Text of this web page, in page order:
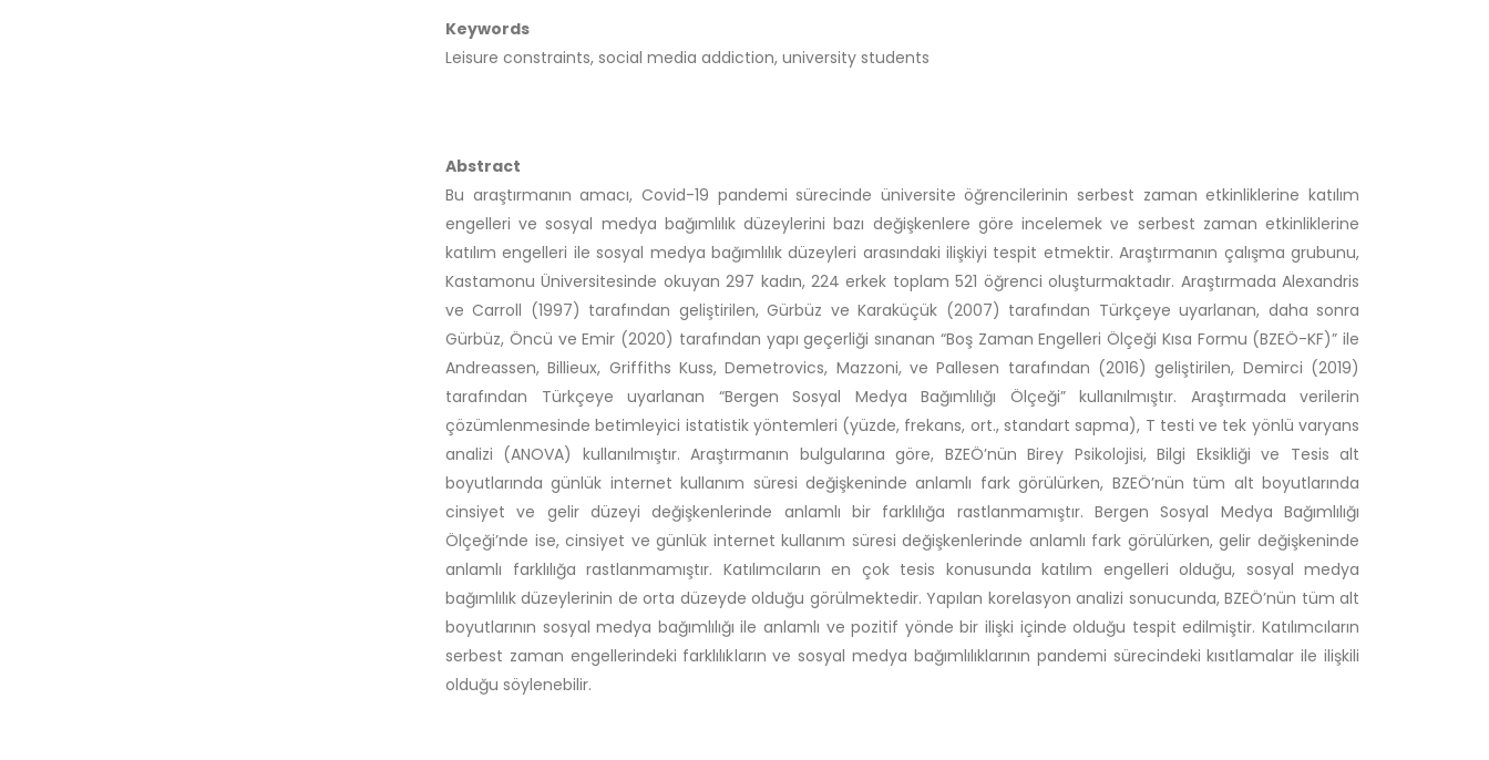
Keywords
Leisure constraints, social media addiction, university students
Abstract
Bu araştırmanın amacı, Covid-19 pandemi sürecinde üniversite öğrencilerinin serbest zaman etkinliklerine katılım
engelleri ve sosyal medya bağımlılık düzeylerini bazı değişkenlere göre incelemek ve serbest zaman etkinliklerine
katılım engelleri ile sosyal medya bağımlılık düzeyleri arasındaki ilişkiyi tespit etmektir. Araştırmanın çalışma grubunu,
Kastamonu Üniversitesinde okuyan 297 kadın, 224 erkek toplam 521 öğrenci oluşturmaktadır. Araştırmada Alexandris
ve Carroll (1997) tarafından geliştirilen, Gürbüz ve Karaküçük (2007) tarafından Türkçeye uyarlanan, daha sonra
Gürbüz, Öncü ve Emir (2020) tarafından yapı geçerliği sınanan “Boş Zaman Engelleri Ölçeği Kısa Formu (BZEÖ-KF)” ile
Andreassen, Billieux, Griffiths Kuss, Demetrovics, Mazzoni, ve Pallesen tarafından (2016) geliştirilen, Demirci (2019)
tarafından Türkçeye uyarlanan “Bergen Sosyal Medya Bağımlılığı Ölçeği” kullanılmıştır. Araştırmada verilerin
çözümlenmesinde betimleyici istatistik yöntemleri (yüzde, frekans, ort., standart sapma), T testi ve tek yönlü varyans
analizi (ANOVA) kullanılmıştır. Araştırmanın bulgularına göre, BZEÖ’nün Birey Psikolojisi, Bilgi Eksikliği ve Tesis alt
boyutlarında günlük internet kullanım süresi değişkeninde anlamlı fark görülürken, BZEÖ’nün tüm alt boyutlarında
cinsiyet ve gelir düzeyi değişkenlerinde anlamlı bir farklılığa rastlanmamıştır. Bergen Sosyal Medya Bağımlılığı
Ölçeği’nde ise, cinsiyet ve günlük internet kullanım süresi değişkenlerinde anlamlı fark görülürken, gelir değişkeninde
anlamlı farklılığa rastlanmamıştır. Katılımcıların en çok tesis konusunda katılım engelleri olduğu, sosyal medya
bağımlılık düzeylerinin de orta düzeyde olduğu görülmektedir. Yapılan korelasyon analizi sonucunda, BZEÖ’nün tüm alt
boyutlarının sosyal medya bağımlılığı ile anlamlı ve pozitif yönde bir ilişki içinde olduğu tespit edilmiştir. Katılımcıların
serbest zaman engellerindeki farklılıkların ve sosyal medya bağımlılıklarının pandemi sürecindeki kısıtlamalar ile ilişkili
olduğu söylenebilir.